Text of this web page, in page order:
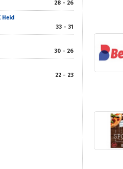
28 - 26
Heid
33 - 31
30 - 26
22 - 23